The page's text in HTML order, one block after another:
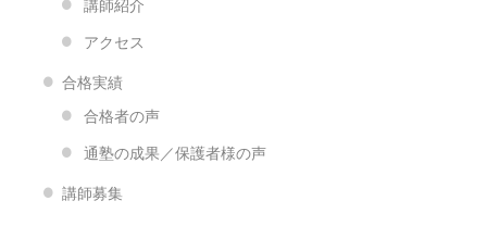
講師紹介
アクセス
合格実績
合格者の声
通塾の成果／保護者様の声
講師募集